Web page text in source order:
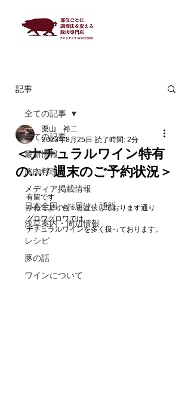
記事
全ての記事
最新情報
豚肉料理
メディア掲載情報
日本全国へお届け！通販
浅草案内・周辺情報
レシピ
豚の話
ワインについて
全ての記事
＜ナチュラルワイン特有
の… / 週末のご予約状況＞
栗山 裕二
2023年8月25日 読了時間: 2分
有留です
かねてより色々と宣伝しております通り
グロワグロワでは
ナチュラルワインを多く扱っております。